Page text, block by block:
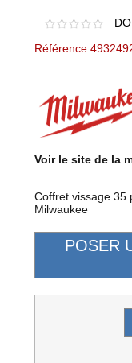
Référence
Voir le site de la
Coffret vissage 35
Milwaukee